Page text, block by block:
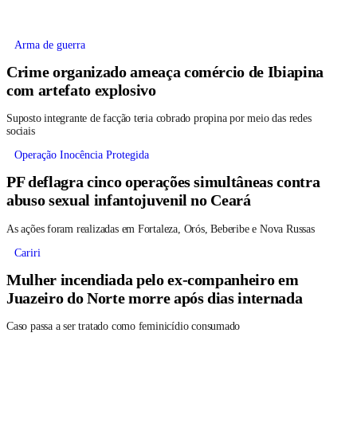
Arma de guerra
Crime organizado ameaça comércio de Ibiapina
com artefato explosivo
Suposto integrante de facção teria cobrado propina por meio das redes
sociais
Operação Inocência Protegida
PF deflagra cinco operações simultâneas contra
abuso sexual infantojuvenil no Ceará
As ações foram realizadas em Fortaleza, Orós, Beberibe e Nova Russas
Cariri
Mulher incendiada pelo ex-companheiro em
Juazeiro do Norte morre após dias internada
Caso passa a ser tratado como feminicídio consumado